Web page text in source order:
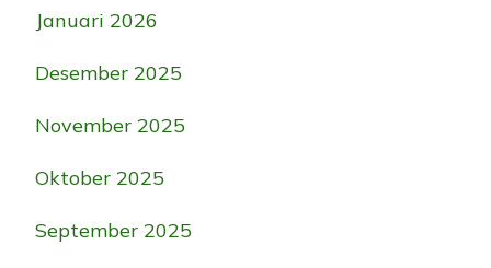
Januari 2026
Desember 2025
November 2025
Oktober 2025
September 2025